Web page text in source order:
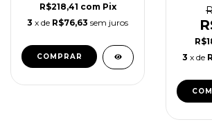
R$218,41 com Pix
3 x de R$76,63 sem juros
COMPRAR
3 x de